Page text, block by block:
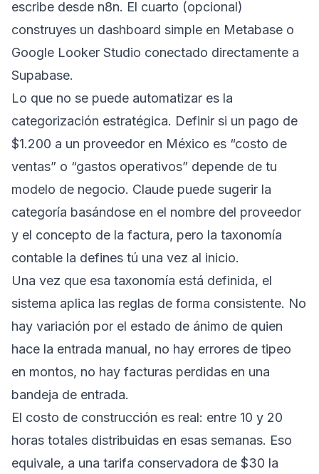
escribe desde n8n. El cuarto (opcional)
construyes un dashboard simple en Metabase o
Google Looker Studio conectado directamente a
Supabase.
Lo que no se puede automatizar es la
categorización estratégica. Definir si un pago de
$1.200 a un proveedor en México es “costo de
ventas” o “gastos operativos” depende de tu
modelo de negocio. Claude puede sugerir la
categoría basándose en el nombre del proveedor
y el concepto de la factura, pero la taxonomía
contable la defines tú una vez al inicio.
Una vez que esa taxonomía está definida, el
sistema aplica las reglas de forma consistente. No
hay variación por el estado de ánimo de quien
hace la entrada manual, no hay errores de tipeo
en montos, no hay facturas perdidas en una
bandeja de entrada.
El costo de construcción es real: entre 10 y 20
horas totales distribuidas en esas semanas. Eso
equivale, a una tarifa conservadora de $30 la